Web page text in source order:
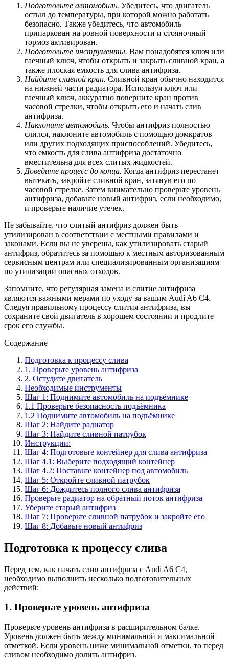
Подготовьте автомобиль. Убедитесь, что двигатель
остыл до температуры, при которой можно работать
безопасно. Также убедитесь, что автомобиль
припаркован на ровной поверхности и стояночный
тормоз активирован.
Подготовьте инструменты. Вам понадобятся ключ или
гаечный ключ, чтобы открыть и закрыть сливной кран, а
также плоская емкость для слива антифриза.
Найдите сливной кран. Сливной кран обычно находится
на нижней части радиатора. Используя ключ или
гаечный ключ, аккуратно поверните кран против
часовой стрелки, чтобы открыть его и начать слив
антифриза.
Наклоните автомобиль. Чтобы антифриз полностью
слился, наклоните автомобиль с помощью домкратов
или других подходящих приспособлений. Убедитесь,
что емкость для слива антифриза достаточно
вместительна для всех слитых жидкостей.
Доведите процесс до конца. Когда антифриз перестанет
вытекать, закройте сливной кран, затянув его по
часовой стрелке. Затем внимательно проверьте уровень
антифриза, добавьте новый антифриз, если необходимо,
и проверьте наличие утечек.
Не забывайте, что слитый антифриз должен быть
утилизирован в соответствии с местными правилами и
законами. Если вы не уверены, как утилизировать старый
антифриз, обратитесь за помощью к местным авторизованным
сервисным центрам или специализированным организациям
по утилизации опасных отходов.
Запомните, что регулярная замена и слитие антифриза
являются важными мерами по уходу за вашим Audi A6 C4.
Следуя правильному процессу слития антифриза, вы
сохраните свой двигатель в хорошем состоянии и продлите
срок его службы.
Содержание
Подготовка к процессу слива
1. Проверьте уровень антифриза
2. Остудите двигатель
Необходимые инструменты
Шаг 1: Поднимите автомобиль на подъёмнике
1.1 Проверьте безопасность подъёмника
1.2 Поднимите автомобиль на подъёмнике
Шаг 2: Найдите радиатор
Шаг 3: Найдите сливной патрубок
Инструкции:
Шаг 4: Подготовьте контейнер для слива антифриза
Шаг 4.1: Выберите подходящий контейнер
Шаг 4.2: Поставьте контейнер под автомобиль
Шаг 5: Откройте сливной патрубок
Шаг 6: Дождитесь полного слива антифриза
Проверьте радиатор на обратный поток антифриза
Уберите старый антифриз
Шаг 7: Проверьте сливной патрубок и закройте его
Шаг 8: Добавьте новый антифриз
Подготовка к процессу слива
Перед тем, как начать слив антифриза с Audi A6 C4,
необходимо выполнить несколько подготовительных
действий:
1. Проверьте уровень антифриза
Проверьте уровень антифриза в расширительном бачке.
Уровень должен быть между минимальной и максимальной
отметкой. Если уровень ниже минимальной отметки, то перед
сливом необходимо долить антифриз.